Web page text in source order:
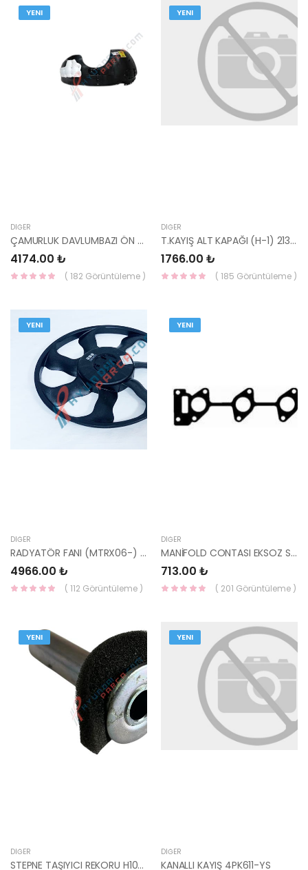
YENI
DIĞER
ÇAMURLUK DAVLUMBAZI ÖN SAĞ 86812-J9NA0-HMC
4174.00 ₺
( 182 Görüntüleme )
YENI
DIĞER
T.KAYIŞ ALT KAPAĞI (H-1) 21350-42900-HMC
1766.00 ₺
( 185 Görüntüleme )
YENI
DIĞER
RADYATÖR FANI (MTRX06-) 25231-07000-HMC
4966.00 ₺
( 112 Görüntüleme )
YENI
DIĞER
MANİFOLD CONTASI EKSOZ SANTA FE 00-05/TUCSON 28521-27000-YS
713.00 ₺
( 201 Görüntüleme )
YENI
DIĞER
STEPNE TAŞIYICI REKORU H100 62824-43000-HMC
YENI
DIĞER
KANALLI KAYIŞ 4PK611-YS